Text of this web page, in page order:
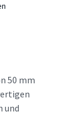
50 mm
und